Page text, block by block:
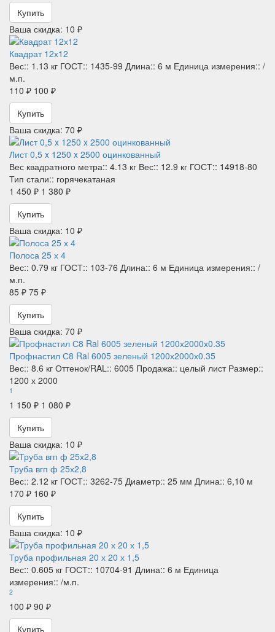
Купить
Ваша скидка: 10 ₽
Квадрат 12х12
Вес:: 1.13 кг ГОСТ:: 1435-99 Длина:: 6 м Единица измерения:: /
м.п.
110 ₽ 100 ₽
Купить
Ваша скидка: 70 ₽
Лист 0,5 x 1250 x 2500 оцинкованный
Вес квадратного метра:: 4.13 кг Вес:: 12.9 кг ГОСТ:: 14918-80
Тип стали:: горячекатаная
1 450 ₽ 1 380 ₽
Купить
Ваша скидка: 10 ₽
Полоса 25 х 4
Вес:: 0.79 кг ГОСТ:: 103-76 Длина:: 6 м Единица измерения:: /
м.п.
85 ₽ 75 ₽
Купить
Ваша скидка: 70 ₽
Профнастил С8 Ral 6005 зеленый 1200х2000х0.35
Вес:: 8.6 кг Оттенок/RAL:: 6005 Продажа:: целый лист Размер::
1200 х 2000
1
1 150 ₽ 1 080 ₽
Купить
Ваша скидка: 10 ₽
Труба вгп ф 25х2,8
Вес:: 2.12 кг ГОСТ:: 3262-75 Диаметр:: 25 мм Длина:: 6,10 м
170 ₽ 160 ₽
Купить
Ваша скидка: 10 ₽
Труба профильная 20 х 20 х 1,5
Вес:: 0.605 кг ГОСТ:: 10704-91 Длина:: 6 м Единица
измерения:: /м.п.
2
100 ₽ 90 ₽
Купить